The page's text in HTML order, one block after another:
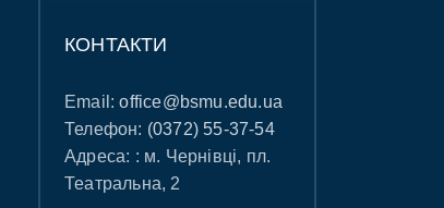
КОНТАКТИ
Email:office@bsmu.edu.ua
Телефон: (0372) 55-37-54
Адреса: : м. Чернівці, пл.
Театральна, 2